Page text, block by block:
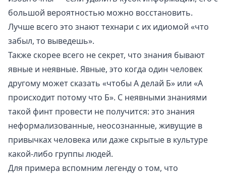
большой вероятностью можно восстановить.
Лучше всего это знают технари с их идиомой «что
забыл, то выведешь».
Также скорее всего не секрет, что знания бывают
явные и неявные. Явные, это когда один человек
другому может сказать «чтобы А делай Б» или «А
происходит потому что Б». С неявными знаниями
такой финт провести не получится: это знания
неформализованные, неосознанные, живущие в
привычках человека или даже скрытые в культуре
какой-либо группы людей.
Для примера вспомним легенду о том, что